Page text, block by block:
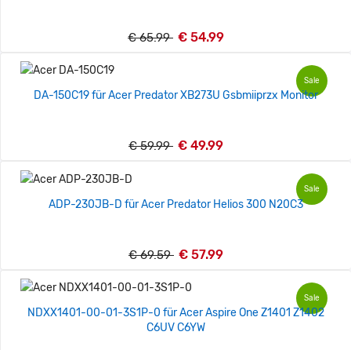
€ 65.99 € 54.99
Sale
DA-150C19 für Acer Predator XB273U Gsbmiiprzx Monitor
€ 59.99 € 49.99
Sale
ADP-230JB-D für Acer Predator Helios 300 N20C3
€ 69.59 € 57.99
Sale
NDXX1401-00-01-3S1P-0 für Acer Aspire One Z1401 Z1402
C6UV C6YW